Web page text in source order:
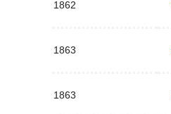
1862
1863
1863